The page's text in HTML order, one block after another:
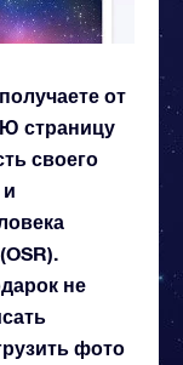
от
страницу
своего
не
фото